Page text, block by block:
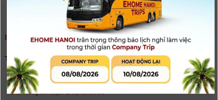
DJI FLIP (DJI RC 2) - CHÍNH HÃNG
người đánh giá)
Tình trạng:
Có hàng
Giá niêm yết:
14.990.000 VNĐ
Giá khuyến mại: 14.248.000đ